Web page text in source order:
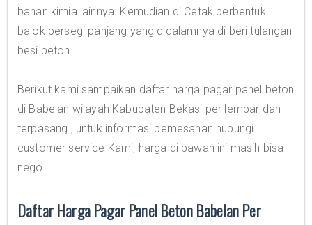
bahan kimia lainnya. Kemudian di Cetak berbentuk
balok persegi panjang yang didalamnya di beri tulangan
besi beton.
Berikut kami sampaikan daftar harga pagar panel beton
di Babelan wilayah Kabupaten Bekasi per lembar dan
terpasang , untuk informasi pemesanan hubungi
customer service Kami, harga di bawah ini masih bisa
nego.
Daftar Harga Pagar Panel Beton Babelan Per